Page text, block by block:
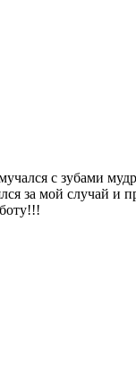
с зубами
за мой случай и